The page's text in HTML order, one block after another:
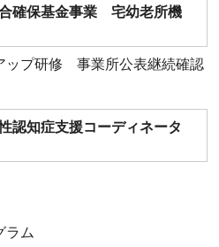
確保基金事業 宅幼老所機
ップ研修 事業所公表継続確認
認知症支援コーディネータ
ラム